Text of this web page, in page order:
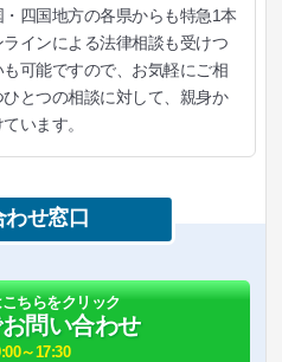
四国地方の各県からも特急1本
インによる法律相談も受けつ
可能ですので、お気軽にご相
とつの相談に対して、親身か
います。
わせ窓口
ちらをクリック
問い合わせ
～17:30